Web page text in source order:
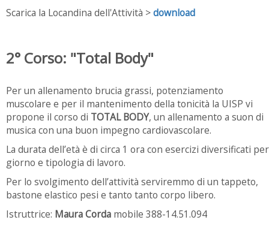
Scarica la Locandina dell'Attività >download
2° Corso: "Total Body"
Per un allenamento brucia grassi, potenziamento
muscolare e per il mantenimento della tonicità la UISP vi
propone il corso di TOTAL BODY, un allenamento a suon di
musica con una buon impegno cardiovascolare.
La durata dell’età è di circa 1 ora con esercizi diversificati per
giorno e tipologia di lavoro.
Per lo svolgimento dell’attività serviremmo di un tappeto,
bastone elastico pesi e tanto tanto corpo libero.
Istruttrice: Maura Corda mobile 388-14.51.094